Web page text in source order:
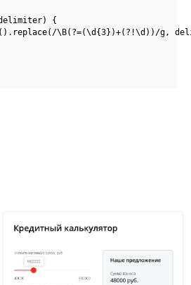
{
\B(?=(\d{3})+(?!\d))/g,